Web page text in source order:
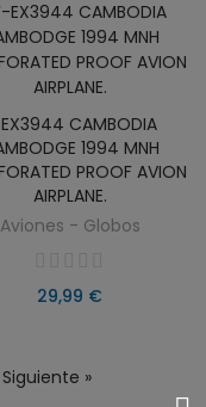
AÑADIR AL CARRITO
CAMBODIA
1994 MNH
PROOF AVION
AIRPLANE.
Aviones - Globos
29,99 €
Siguiente »